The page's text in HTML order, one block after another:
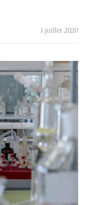
1 juillet 2020